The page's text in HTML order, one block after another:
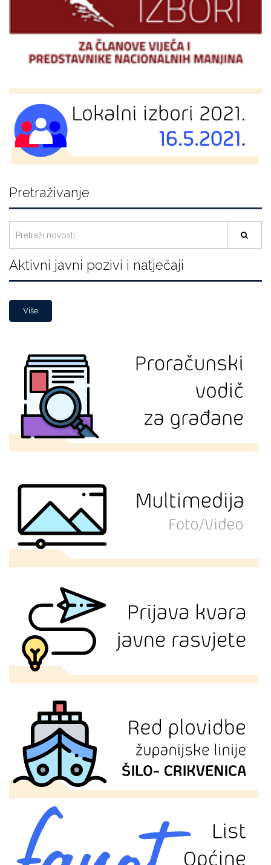
Pretraživanje
Aktivni javni pozivi i natječaji
Više